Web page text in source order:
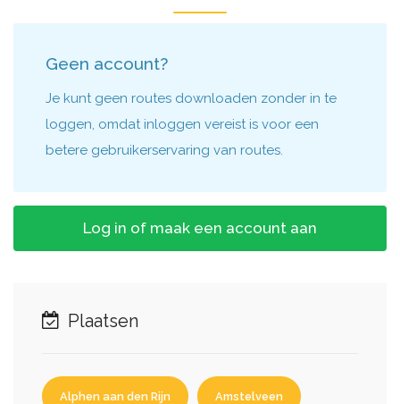
Geen account?
Je kunt geen routes downloaden zonder in te
loggen, omdat inloggen vereist is voor een
betere gebruikerservaring van routes.
Log in of maak een account aan
Plaatsen
Alphen aan den Rijn Amstelveen